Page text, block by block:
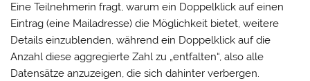
Eine Teilnehmerin fragt, warum ein Doppelklick auf einen
Eintrag (eine Mailadresse) die Möglichkeit bietet, weitere
Details einzublenden, während ein Doppelklick auf die
Anzahl diese aggregierte Zahl zu „entfalten“, also alle
Datensätze anzuzeigen, die sich dahinter verbergen.